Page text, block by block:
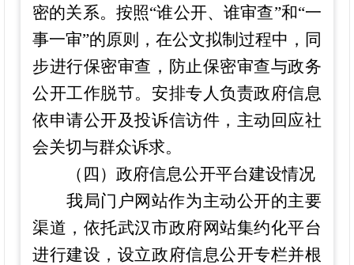
密的关系。按照“谁公开、谁审查”和“一
事一审”的原则，在公文拟制过程中，同
步进行保密审查，防止保密审查与政务
公开工作脱节。安排专人负责政府信息
依申请公开及投诉信访件，主动回应社
会关切与群众诉求。
（四）政府信息公开平台建设情况
我局门户网站作为主动公开的主要
渠道，依托武汉市政府网站集约化平台
进行建设，设立政府信息公开专栏并根